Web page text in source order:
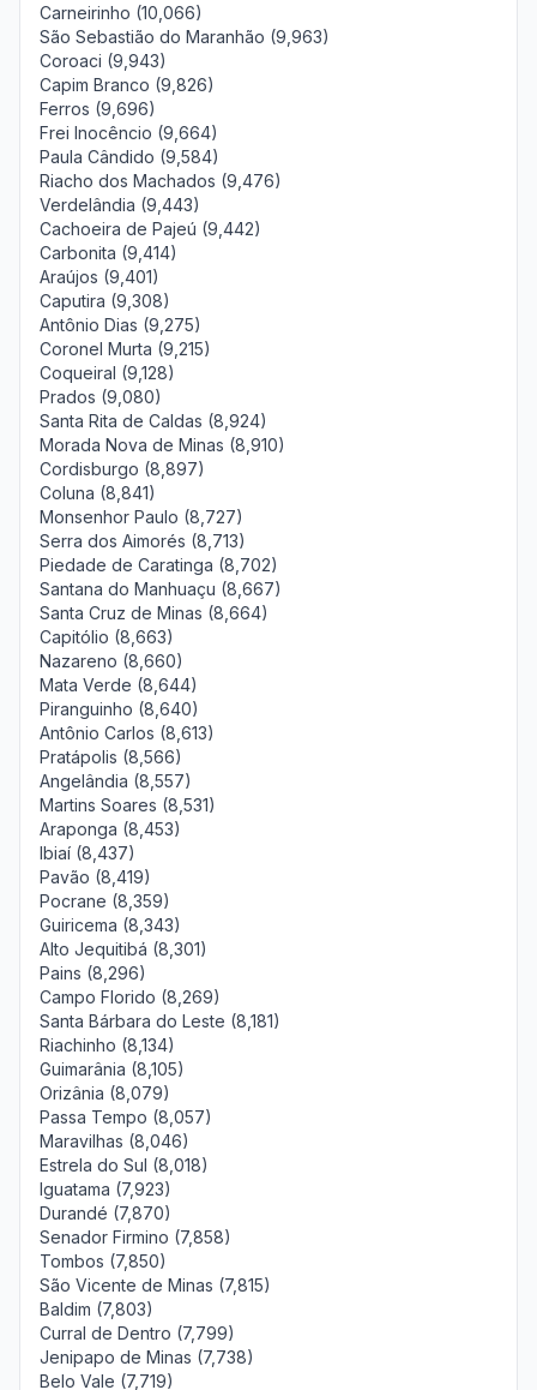
Carneirinho (10,066)
São Sebastião do Maranhão (9,963)
Coroaci (9,943)
Capim Branco (9,826)
Ferros (9,696)
Frei Inocêncio (9,664)
Paula Cândido (9,584)
Riacho dos Machados (9,476)
Verdelândia (9,443)
Cachoeira de Pajeú (9,442)
Carbonita (9,414)
Araújos (9,401)
Caputira (9,308)
Antônio Dias (9,275)
Coronel Murta (9,215)
Coqueiral (9,128)
Prados (9,080)
Santa Rita de Caldas (8,924)
Morada Nova de Minas (8,910)
Cordisburgo (8,897)
Coluna (8,841)
Monsenhor Paulo (8,727)
Serra dos Aimorés (8,713)
Piedade de Caratinga (8,702)
Santana do Manhuaçu (8,667)
Santa Cruz de Minas (8,664)
Capitólio (8,663)
Nazareno (8,660)
Mata Verde (8,644)
Piranguinho (8,640)
Antônio Carlos (8,613)
Pratápolis (8,566)
Angelândia (8,557)
Martins Soares (8,531)
Araponga (8,453)
Ibiaí (8,437)
Pavão (8,419)
Pocrane (8,359)
Guiricema (8,343)
Alto Jequitibá (8,301)
Pains (8,296)
Campo Florido (8,269)
Santa Bárbara do Leste (8,181)
Riachinho (8,134)
Guimarânia (8,105)
Orizânia (8,079)
Passa Tempo (8,057)
Maravilhas (8,046)
Estrela do Sul (8,018)
Iguatama (7,923)
Durandé (7,870)
Senador Firmino (7,858)
Tombos (7,850)
São Vicente de Minas (7,815)
Baldim (7,803)
Curral de Dentro (7,799)
Jenipapo de Minas (7,738)
Belo Vale (7,719)